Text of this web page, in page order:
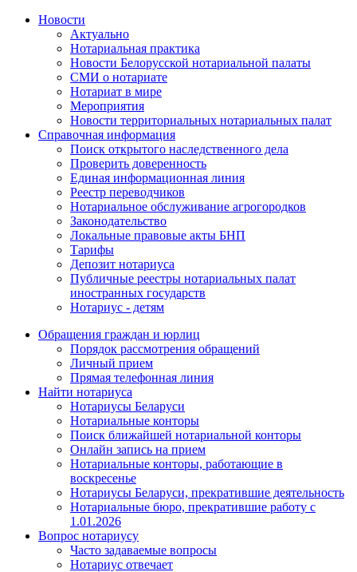
Новости
Актуально
Нотариальная практика
Новости Белорусской нотариальной палаты
СМИ о нотариате
Нотариат в мире
Мероприятия
Новости территориальных нотариальных палат
Справочная информация
Поиск открытого наследственного дела
Проверить доверенность
Единая информационная линия
Реестр переводчиков
Нотариальное обслуживание агрогородков
Законодательство
Локальные правовые акты БНП
Тарифы
Депозит нотариуса
Публичные реестры нотариальных палат
иностранных государств
Нотариус - детям
Обращения граждан и юрлиц
Порядок рассмотрения обращений
Личный прием
Прямая телефонная линия
Найти нотариуса
Нотариусы Беларуси
Нотариальные конторы
Поиск ближайшей нотариальной конторы
Онлайн запись на прием
Нотариальные конторы, работающие в
воскресенье
Нотариусы Беларуси, прекратившие деятельность
Нотариальные бюро, прекратившие работу с
1.01.2026
Вопрос нотариусу
Часто задаваемые вопросы
Нотариус отвечает